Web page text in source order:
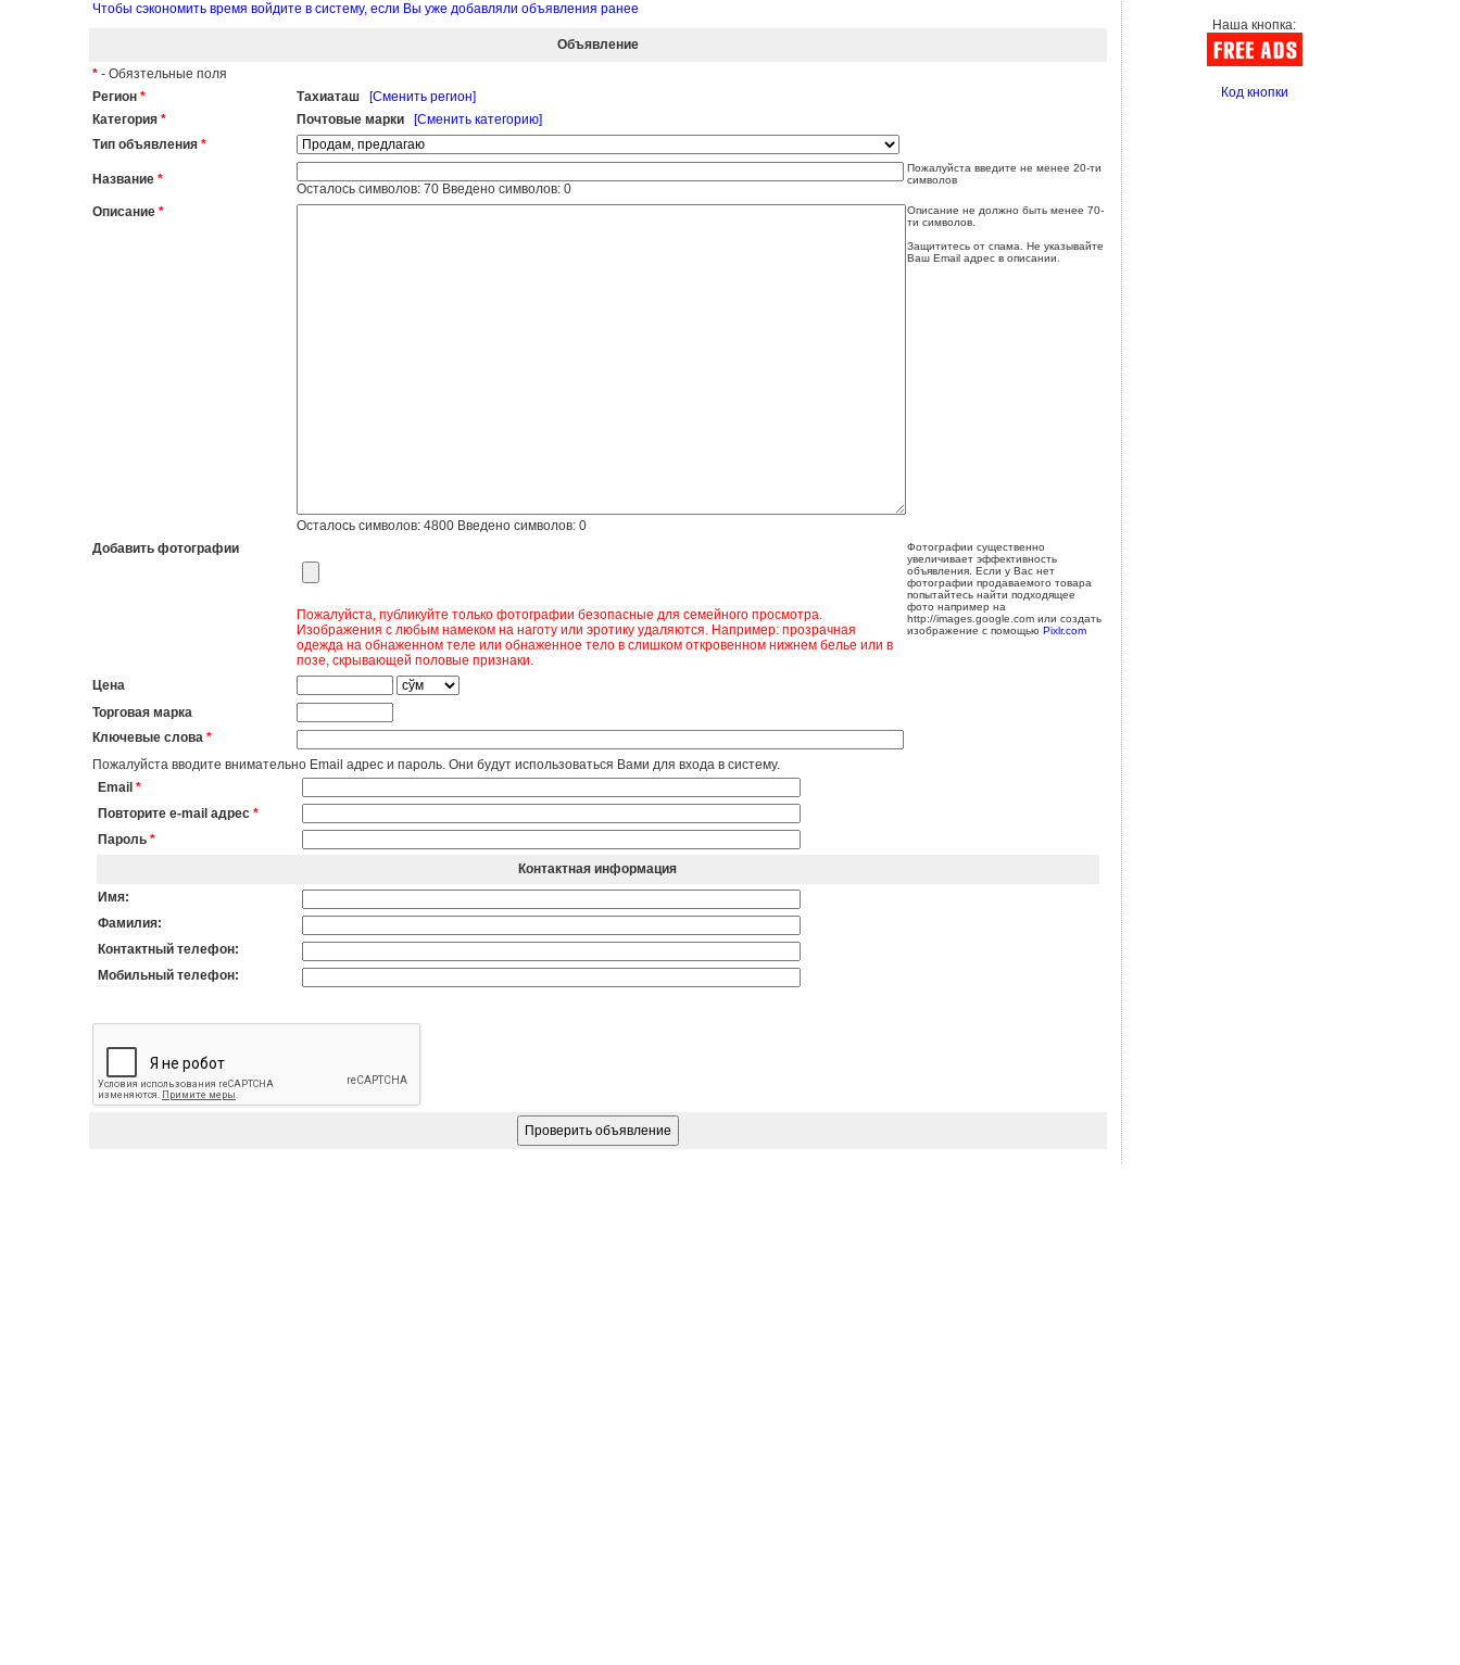
Чтобы сэкономить время войдите в систему, если Вы уже добавляли объявления ранее
Объявление
*- Обязтельные поля
Регион * Тахиаташ
[Сменить регион]
Категория * Почтовые марки
[Сменить категорию]
Тип объявления *
Название *
Осталось символов: 70Введено символов: 0
Пожалуйста введите не менее 20-ти
символов
Описание *
Осталось символов: 4800Введено символов: 0
Описание не должно быть менее 70-
ти символов.
Защититесь от спама. Не указывайте
Ваш Email адрес в описании.
Добавить фотографии
Пожалуйста, публикуйте только фотографии безопасные для семейного просмотра.
Изображения с любым намеком на наготу или эротику удаляются. Например: прозрачная
одежда на обнаженном теле или обнаженное тело в слишком откровенном нижнем белье или в
позе, скрывающей половые признаки.
Фотографии существенно
увеличивает эффективность
объявления. Если у Вас нет
фотографии продаваемого товара
попытайтесь найти подходящее
фото например на
http://images.google.com или создать
изображение с помощью Pixlr.com
Цена
Торговая марка
Ключевые слова *
Пожалуйста вводите внимательно Email адрес и пароль. Они будут использоваться Вами для входа в систему.
Email *
Повторите e-mail адрес *
Пароль *
Контактная информация
Имя:
Фамилия:
Контактный телефон:
Мобильный телефон:
Наша кнопка:
Код кнопки